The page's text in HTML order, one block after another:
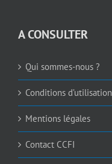
A CONSULTER
Qui sommes-nous ?
Conditions d’utilisation
Mentions légales
Contact CCFI